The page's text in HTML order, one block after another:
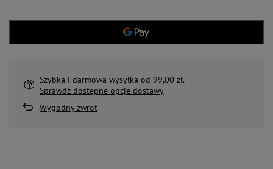
Szybka i darmowa wysyłka od 99,00 zł.
Sprawdź dostępne opcje dostawy
Wygodny zwrot